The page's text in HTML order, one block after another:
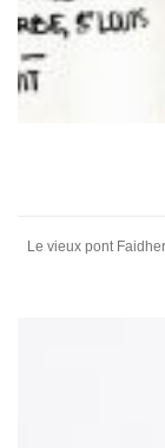
Le vieux pont